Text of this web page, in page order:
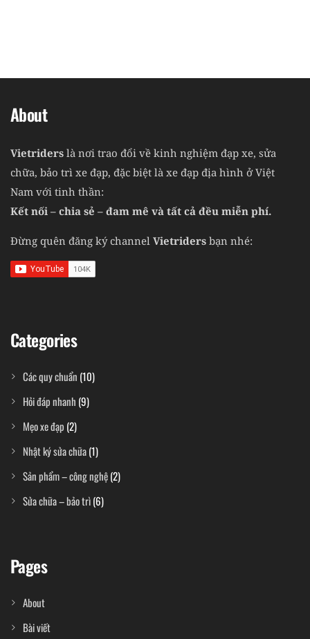
About
Vietriders là nơi trao đổi về kinh nghiệm đạp xe, sửa
chữa, bảo trì xe đạp, đặc biệt là xe đạp địa hình ở Việt
Nam với tinh thần:
Kết nối – chia sẻ – đam mê và tất cả đều miễn phí.
Đừng quên đăng ký channel Vietriders bạn nhé:
Categories
Các quy chuẩn (10)
Hỏi đáp nhanh (9)
Mẹo xe đạp (2)
Nhật ký sửa chữa(1)
Sản phẩm – công nghệ(2)
Sửa chữa – bảo trì(6)
Pages
About
Bài viết